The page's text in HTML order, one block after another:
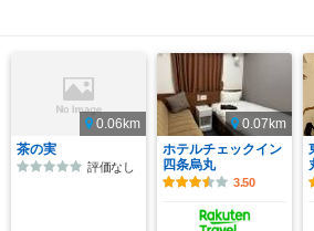
0.06km
茶の実
評価なし
0.07km
ホテルチェックイン
四条烏丸
3.50